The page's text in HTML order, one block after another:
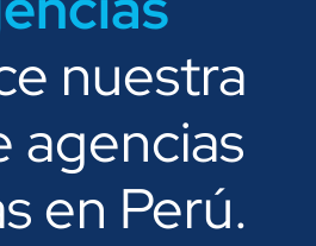
nuestra
agencias
en Perú.